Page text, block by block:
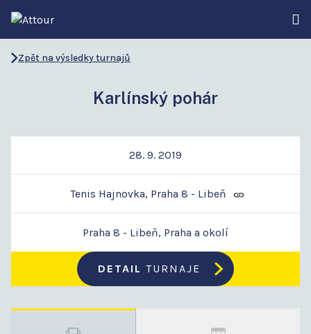
Zpět na výsledky turnajů
Karlínský pohár
28. 9. 2019
Tenis Hajnovka, Praha 8 - Libeň
Praha 8 - Libeň, Praha a okolí
DETAIL TURNAJE